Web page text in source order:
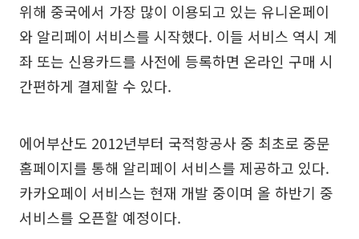
위해 중국에서 가장 많이 이용되고 있는 유니온페이
와 알리페이 서비스를 시작했다. 이들 서비스 역시 계
좌 또는 신용카드를 사전에 등록하면 온라인 구매 시
간편하게 결제할 수 있다.
에어부산도 2012년부터 국적항공사 중 최초로 중문
홈페이지를 통해 알리페이 서비스를 제공하고 있다.
카카오페이 서비스는 현재 개발 중이며 올 하반기 중
서비스를 오픈할 예정이다.